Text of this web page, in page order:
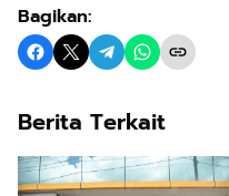
Bagikan:
Berita Terkait